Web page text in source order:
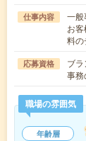
仕事内容
一般
お
料
応募資格
ブ
事務
職場の雰囲気
年齢層